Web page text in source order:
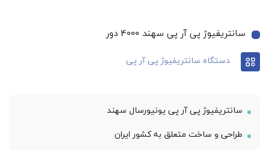
سانتریفیوژ پی آر پی سهند 4000 دور
دستگاه سانتریفیوژ پی آر پی
سانتریفیوژ پی آر پی یونیورسال سهند
طراحی و ساخت متعلق به کشور ایران